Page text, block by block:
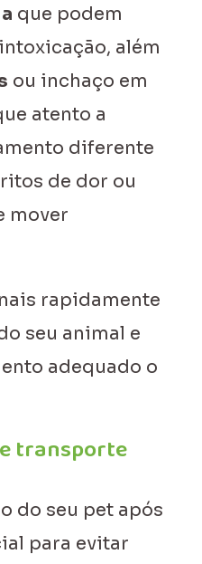
que podem
além
ou inchaço em
atento a
diferente
de dor ou
mover
rapidamente
seu animal e
adequado o
transporte
do seu pet após
para evitar